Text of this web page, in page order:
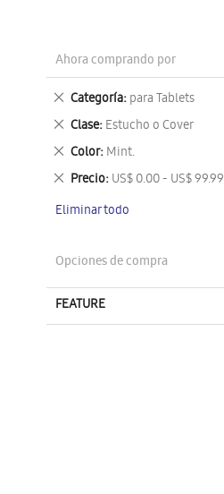
Ahora comprando por
Categoría para Tablets
Eliminar
este
artículo
Clase Estucho o Cover
Eliminar
este
artículo
Color Mint.
Eliminar
este
artículo
Precio US$ 0.00 - US$ 99.99
Eliminar
artículo
Eliminar todo
Opciones de compra
FEATURE